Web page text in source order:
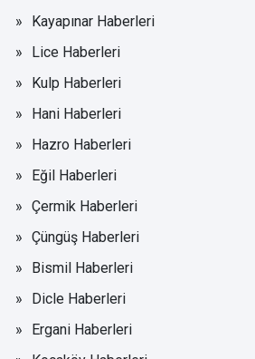
Kayapınar Haberleri
Lice Haberleri
Kulp Haberleri
Hani Haberleri
Hazro Haberleri
Eğil Haberleri
Çermik Haberleri
Çüngüş Haberleri
Bismil Haberleri
Dicle Haberleri
Ergani Haberleri